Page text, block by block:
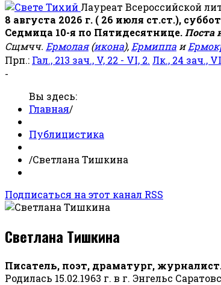
Лауреат Всероссийской
8 августа 2026 г. ( 26 июля ст.ст.),
Седмица 10-я по Пятидесятнице. Поста
Сщмчч. Ермолая(икона), Ермиппа и
Прп.: Гал., 213 зач., V, 22 - VI, 2. Лк., 24 зач.,
-
Вы здесь:
Главная/
Публицистика
/Светлана Тишкина
Подписаться на этот канал RSS
Светлана Тишкина
Писатель, поэт, драматург,
Родилась 15.02.1963 г. в г. Энгельс